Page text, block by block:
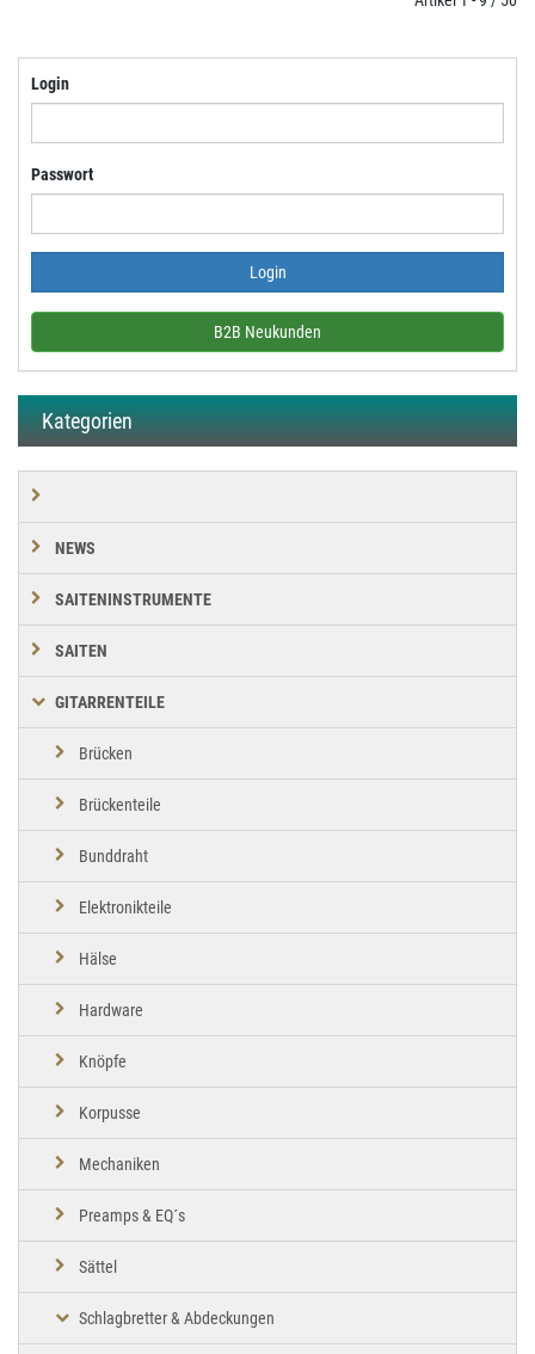
Login
Passwort
B2B Neukunden
Kategorien
NEWS
SAITENINSTRUMENTE
SAITEN
GITARRENTEILE
Brücken
Brückenteile
Bunddraht
Elektronikteile
Hälse
Hardware
Knöpfe
Korpusse
Mechaniken
Preamps & EQ´s
Sättel
Schlagbretter & Abdeckungen